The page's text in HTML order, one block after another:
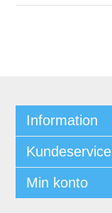
Information
Kundeservice
Min konto